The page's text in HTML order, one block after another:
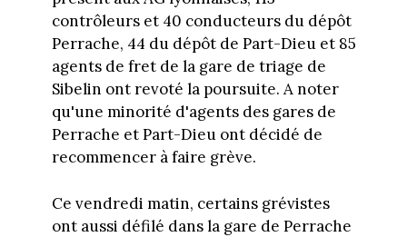
contrôleurs et 40 conducteurs du dépôt
Perrache, 44 du dépôt de Part-Dieu et 85
agents de fret de la gare de triage de
Sibelin ont revoté la poursuite. A noter
qu'une minorité d'agents des gares de
Perrache et Part-Dieu ont décidé de
recommencer à faire grève.
Ce vendredi matin, certains grévistes
ont aussi défilé dans la gare de Perrache